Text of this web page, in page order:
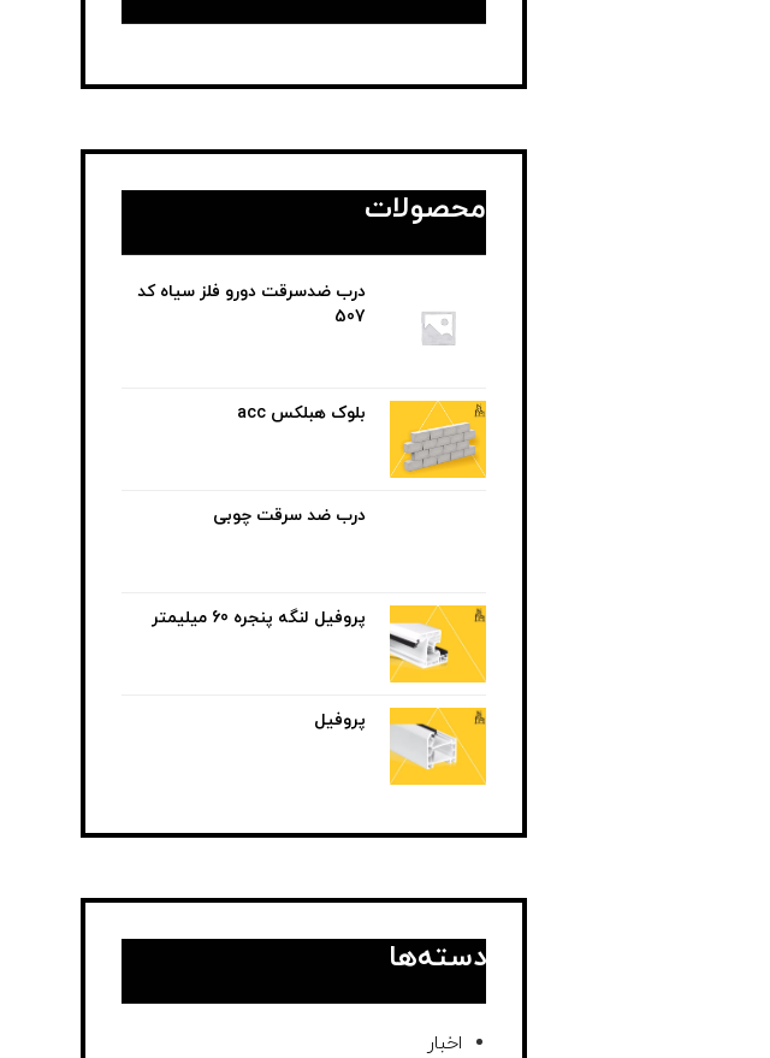
محصولات
درب ضدسرقت دورو فلز سیاه کد
507
بلوک هبلکس acc
درب ضد سرقت چوبی
پروفیل لنگه پنجره 60 میلیمتر
پروفیل
دسته‌ها
اخبار